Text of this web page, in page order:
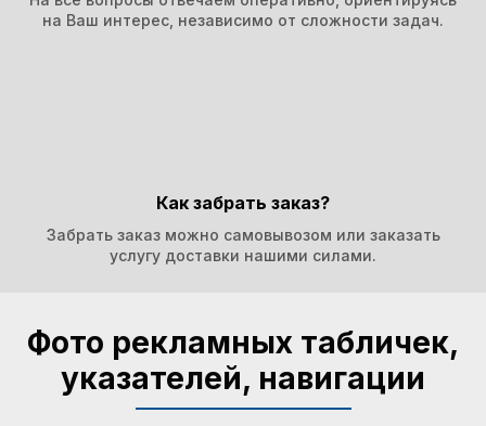
на Ваш интерес, независимо от сложности задач.
Как забрать заказ?
Забрать заказ можно самовывозом или заказать
услугу доставки нашими силами.
Фото рекламных табличек,
указателей, навигации